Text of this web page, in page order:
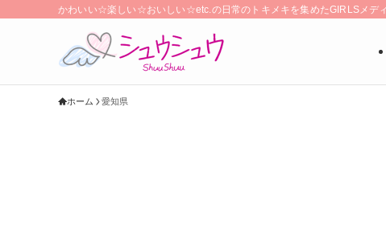
かわいい☆楽しい☆おいしい☆etc.の日常のトキメキを集めたGIRLSメディ
ホーム 愛知県